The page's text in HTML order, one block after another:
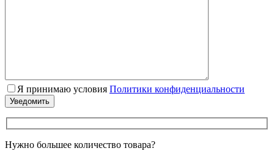
Я принимаю условия Политики конфиденциальности
Нужно большее количество товара?